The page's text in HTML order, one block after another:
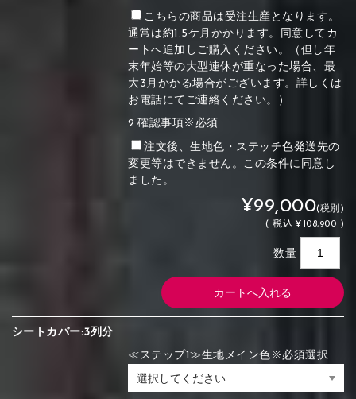
こちらの商品は受注生産となります。
通常は約1.5ケ月かかります。同意してカ
ートへ追加しご購入ください。（但し年
末年始等の大型連休が重なった場合、最
大3月かかる場合がございます。詳しくは
お電話にてご連絡ください。）
2.確認事項※必須
注文後、生地色・ステッチ色発送先の
変更等はできません。この条件に同意し
ました。
¥99,000(税別)
(税込 ¥108,900 )
数量
シートカバー:3列分
≪ステップ1≫生地メイン色※必須選択